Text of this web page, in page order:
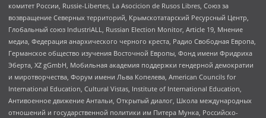
комитет России, Russie-Libertes, La Asocicion de Rusos Libres, Союз за
возвращение Северных территорий, Крымскотатарский Ресурсный Центр,
Глобальный союз IndustriALL, Russian Election Monitor, Article 19, Мнение
медиа, Федерация анархического черного креста, Радио Свободная Европа,
Германское общество изучения Восточной Европы, Фонд имени Фридриха
Эберта, XZ gGmbH, Мобильная академия поддержки гендерной демократии
и миротворчества, Форум имени Льва Копелева, American Councils for
International Education, Cultural Vistas, Institute of International Education,
Антивоенное движение Антальи, Открытый диалог, Школа международных
отношений и государственной политики им Питера Мунка, Российско-